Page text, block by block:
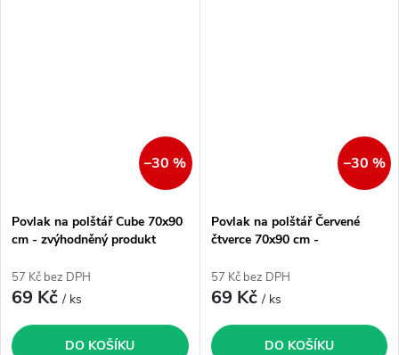
–30 %
Povlak na polštář Cube 70x90
cm - zvýhodněný produkt
57 Kč bez DPH
69 Kč/ ks
DO KOŠÍKU
–30 %
Povlak na polštář Červené
čtverce 70x90 cm -
57 Kč bez DPH
69 Kč/ ks
DO KOŠÍKU